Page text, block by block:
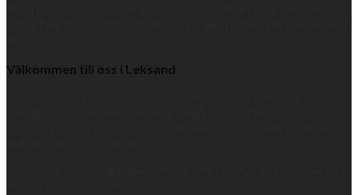
Välkommen till oss i Leksand